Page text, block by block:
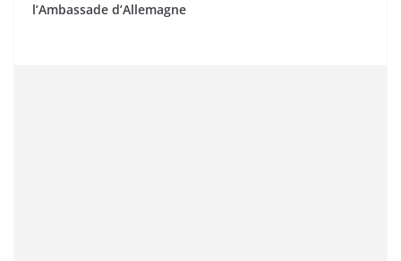
l’Ambassade d’Allemagne